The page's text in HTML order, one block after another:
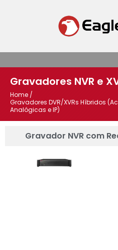
Gravadores NVR e
Home /
Gravadores DVR/XVRs Híbridos
Analógicas e IP)
Gravador NVR com